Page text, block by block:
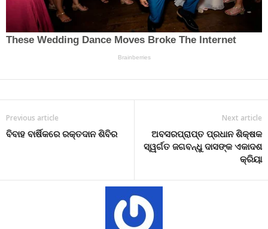
Previous article
ବିବାହ ବାର୍ଷିକରେ ରକ୍ତଦାନ ଶିବିର
Next article
ଅବସରପ୍ରାପ୍ତ ପ୍ରଧାନ ଶିକ୍ଷକ
ସ୍ୱର୍ଗତ ଜଗବନ୍ଧୁ ଦାସଙ୍କ ଏକାଦଶ
କ୍ରିୟା